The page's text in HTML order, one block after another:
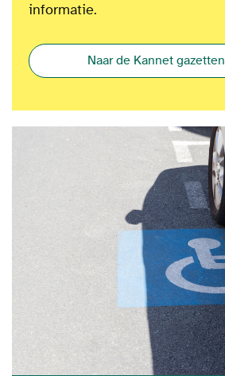
informatie.
Naar de Kannet gazetten